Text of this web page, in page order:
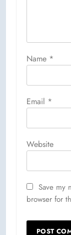
Name *
Email *
Website
Save my
browser for